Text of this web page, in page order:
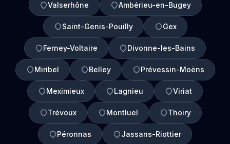
Valserhône Ambérieu-en-Bugey
Saint-Genis-Pouilly Gex
Ferney-Voltaire Divonne-les-Bains
Miribel Belley Prévessin-Moëns
Meximieux Lagnieu Viriat
Trévoux Montluel Thoiry
Péronnas Jassans-Riottier